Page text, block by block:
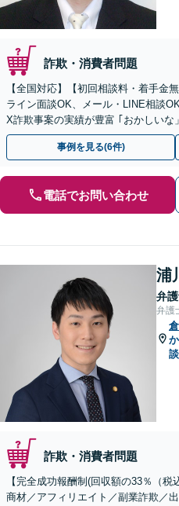
詐欺・消費者問題
【全国対応】【初回相談料・着手金
ライン面談OK、メール・LINE相談
X詐欺事案の実績が豊富 ｢おかしいな
さい。
事例を見る(6件)
電話でお問い合わせ
浦
弁
弁護
詐欺・消費者問題
【完全成功報酬制(回収額の33％（
商材／アフィリエイト／副業詐欺／